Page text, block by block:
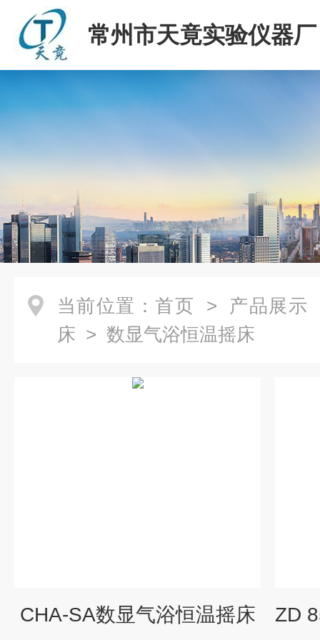
常州市天竟实验仪器厂
当前位置： 首页 > 产品展示
床 > 数显气浴恒温摇床
CHA-SA数显气浴恒温摇床